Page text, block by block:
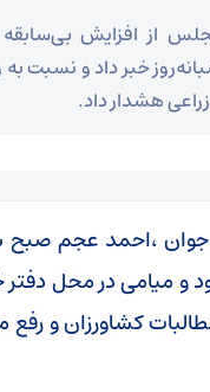
از افزایش
خبر داد و نسبت به
هشدار داد.
جوان ،احمد عجم صبح
و میامی در محل
کشاورزان و رفع